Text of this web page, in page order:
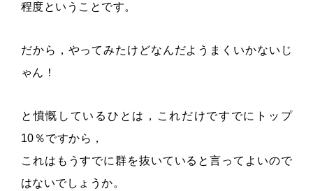
程度ということです。
だから，やってみたけどなんだようまくいかないじ
ゃん！
と憤慨しているひとは，これだけですでにトップ
10％ですから，
これはもうすでに群を抜いていると言ってよいので
はないでしょうか。